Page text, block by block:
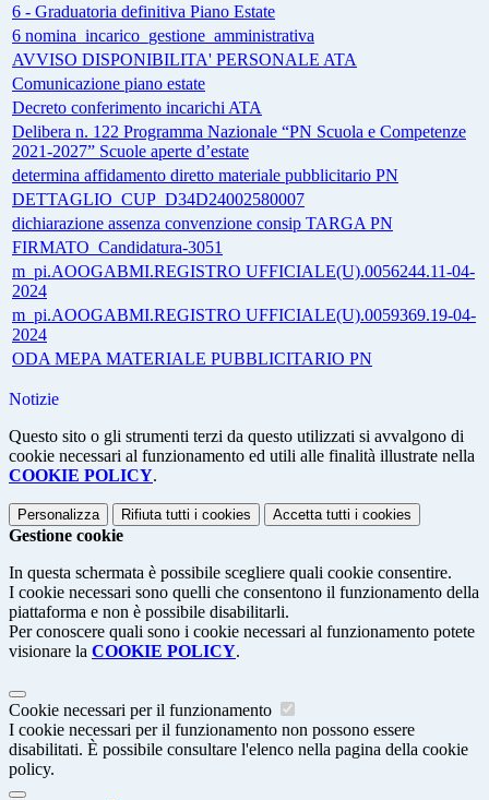
6 - Graduatoria definitiva Piano Estate
6 nomina_incarico_gestione_amministrativa
AVVISO DISPONIBILITA' PERSONALE ATA
Comunicazione piano estate
Decreto conferimento incarichi ATA
Delibera n. 122 Programma Nazionale “PN Scuola e Competenze
2021-2027” Scuole aperte d’estate
determina affidamento diretto materiale pubblicitario PN
DETTAGLIO_CUP_D34D24002580007
dichiarazione assenza convenzione consip TARGA PN
FIRMATO_Candidatura-3051
m_pi.AOOGABMI.REGISTRO UFFICIALE(U).0056244.11-04-
2024
m_pi.AOOGABMI.REGISTRO UFFICIALE(U).0059369.19-04-
2024
ODA MEPA MATERIALE PUBBLICITARIO PN
Notizie
Questo sito o gli strumenti terzi da questo utilizzati si avvalgono di
cookie necessari al funzionamento ed utili alle finalità illustrate nella
COOKIE POLICY.
Personalizza Rifiuta tutti i cookies Accetta tutti i cookies
Gestione cookie
In questa schermata è possibile scegliere quali cookie consentire.
I cookie necessari sono quelli che consentono il funzionamento della
piattaforma e non è possibile disabilitarli.
Per conoscere quali sono i cookie necessari al funzionamento potete
visionare la COOKIE POLICY.
Cookie necessari per il funzionamento
I cookie necessari per il funzionamento non possono essere
disabilitati. È possibile consultare l'elenco nella pagina della cookie
policy.